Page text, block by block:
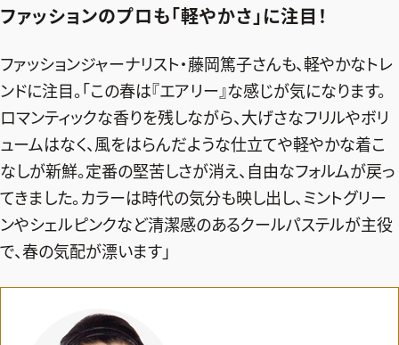
ファッションのプロも「軽やかさ」に注目！
ファッションジャーナリスト・藤岡篤子さんも、軽やかなトレ
ンドに注目。「この春は『エアリー』な感じが気になります。
ロマンティックな香りを残しながら、大げさなフリルやボリ
ュームはなく、風をはらんだような仕立てや軽やかな着こ
なしが新鮮。定番の堅苦しさが消え、自由なフォルムが戻っ
てきました。カラーは時代の気分も映し出し、ミントグリー
ンやシェルピンクなど清潔感のあるクールパステルが主役
で、春の気配が漂います」